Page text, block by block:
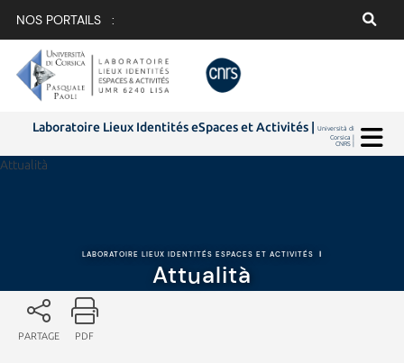
NOS PORTAILS :
Laboratoire Lieux Identités eSpaces et Activités |Università di
Corsica |
CNRS |
Attualità
LABORATOIRE LIEUX IDENTITÉS ESPACES ET ACTIVITÉS |
Attualità
PARTAGE PDF